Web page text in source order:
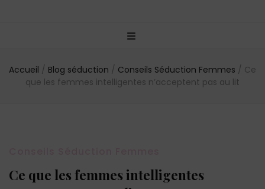
Accueil / Blog séduction / Conseils Séduction Femmes / Ce
que les femmes intelligentes n’acceptent pas au lit
Ce que les femmes intelligentes